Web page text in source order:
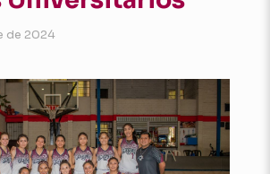
de 2024